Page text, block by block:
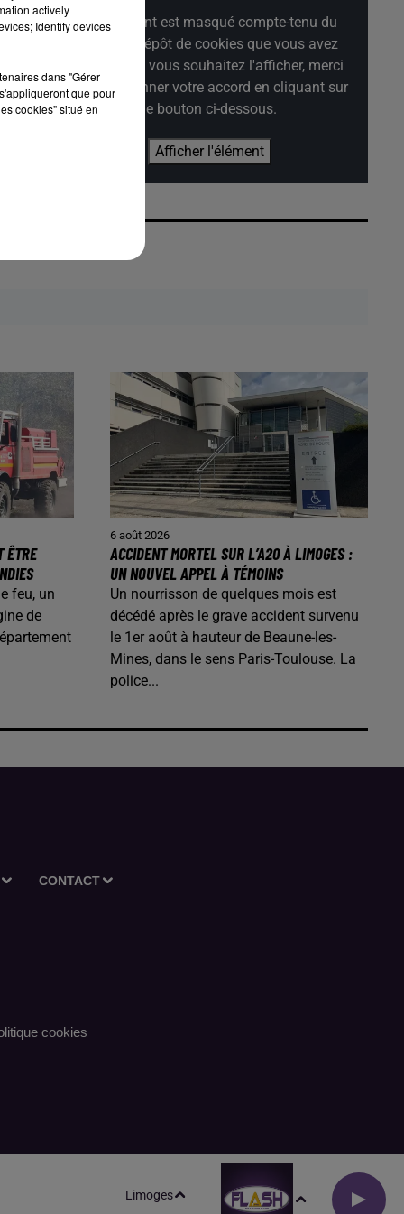
Cet élément est masqué compte-tenu du
refus du dépôt de cookies que vous avez
exprimé. Si vous souhaitez l'afficher, merci
de nous donner votre accord en cliquant sur
le bouton ci-dessous.
Afficher l'élément
ÊTRE
feu, un
de
6 août 2026
ACCIDENT MORTEL SUR L’A20 À LIMOGES :
UN NOUVEL APPEL À TÉMOINS
Un nourrisson de quelques mois est
décédé après le grave accident survenu
le 1er août à hauteur de Beaune-les-
Mines, dans le sens Paris-Toulouse. La
police...
CONTACT
Limoges
cookies
actively
Identify devices
dans "Gérer
que pour
cookies" situé en